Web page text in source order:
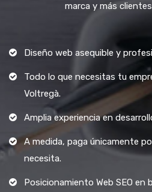
marca y más
Diseño web asequible y
Todo lo que necesitas tu
Voltregà.
Amplia experiencia en
A medida, paga únicamente
necesita.
Posicionamiento Web SEO en